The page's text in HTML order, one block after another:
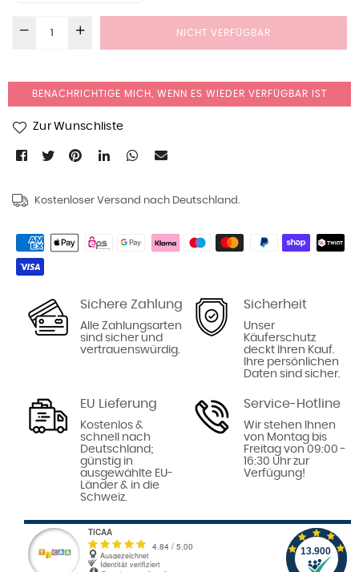
NICHT VERFÜGBAR
BENACHRICHTIGE MICH, WENN ES WIEDER VERFÜGBAR IST
Zur Wunschliste
Kostenloser Versand nach Deutschland.
Sichere Zahlung
Alle Zahlungsarten
sind sicher und
vertrauenswürdig.
Sicherheit
Unser
Käuferschutz
deckt Ihren Kauf.
Ihre persönlichen
Daten sind sicher.
EU Lieferung
Kostenlos &
schnell nach
Deutschland;
günstig in
ausgewählte EU-
Länder & in die
Schweiz.
Service-Hotline
Wir stehen Ihnen
von Montag bis
Freitag von 09:00 -
16:30 Uhr zur
Verfügung!